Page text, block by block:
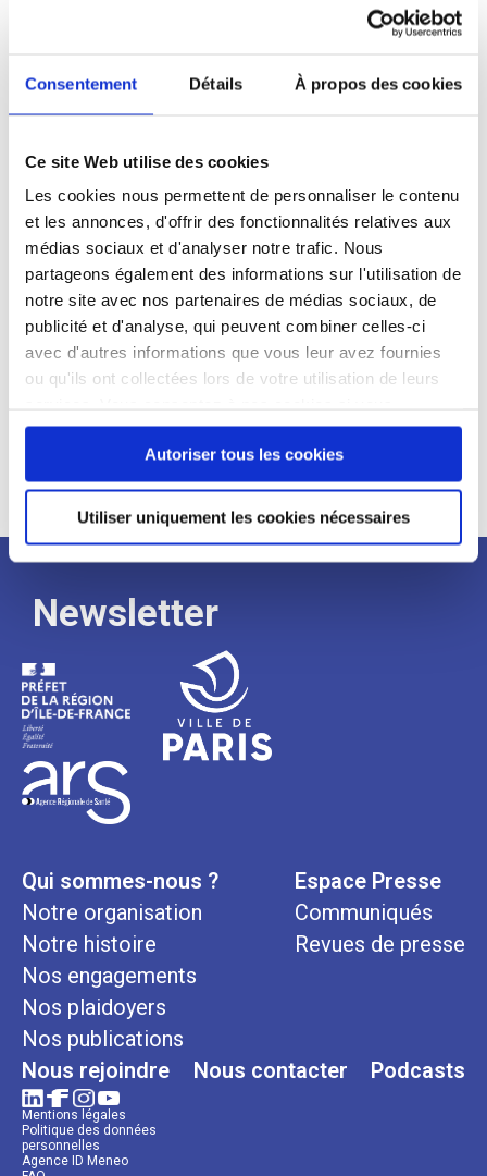
Consentement Détails À propos des cookies
Ce site Web utilise des cookies
Les cookies nous permettent de personnaliser le contenu
et les annonces, d'offrir des fonctionnalités relatives aux
médias sociaux et d'analyser notre trafic. Nous
partageons également des informations sur l'utilisation de
notre site avec nos partenaires de médias sociaux, de
publicité et d'analyse, qui peuvent combiner celles-ci
avec d'autres informations que vous leur avez fournies
ou qu'ils ont collectées lors de votre utilisation de leurs
continuez à utiliser notre site Web.
Autoriser tous les cookies
Utiliser uniquement les cookies nécessaires
Profil du
candidat
Qualifications et diplômes :
Profil recherché :
Expérience :
Processus
de
recrutement
Newsletter
Qui sommes-nous ?
Notre organisation
Notre histoire
Nos engagements
Nos plaidoyers
Nos publications
Espace Presse
Communiqués
Revues de presse
Nous rejoindre Nous contacter Podcasts
Mentions légales
Politique des données
personnelles
Agence ID Meneo